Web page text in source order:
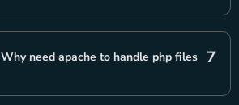
7
Why need apache to handle php files